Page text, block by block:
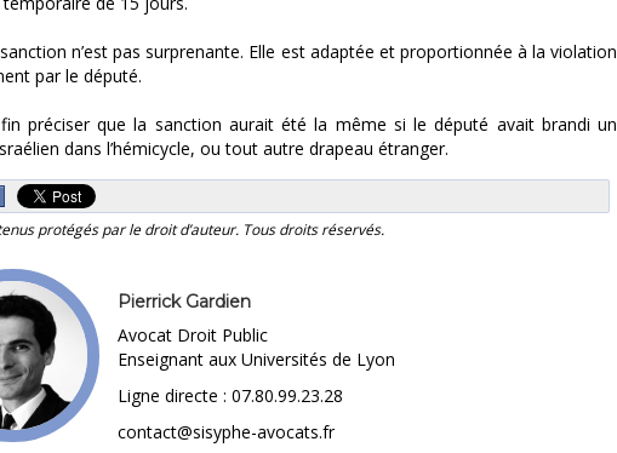
n’est pas surprenante. Elle est adaptée et proportionnée à la violation
par le député.
préciser que la sanction aurait été la même si le député avait brandi un
dans l’hémicycle, ou tout autre drapeau étranger.
protégés par le droit d’auteur. Tous droits réservés.
Pierrick Gardien
Avocat Droit Public
Enseignant aux Universités de Lyon
Ligne directe : 07.80.99.23.28
contact@sisyphe-avocats.fr